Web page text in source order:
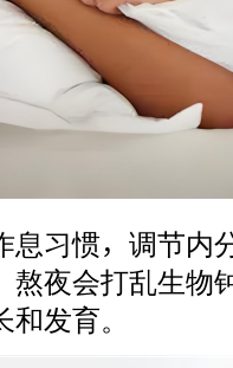
息习惯，调节内
熬夜会打乱生物
发育。